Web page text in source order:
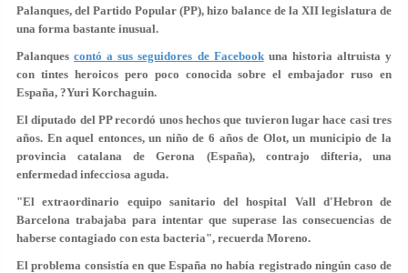
Palanques, del Partido Popular (PP), hizo balance de la XII legislatura de
una forma bastante inusual.
Palanquescontó a sus seguidores de Facebookuna historia altruista y
con tintes heroicos pero poco conocida sobre el embajador ruso en
España, ?Yuri Korchaguin.
El diputado del PP recordó unos hechos que tuvieron lugar hace casi tres
años. En aquel entonces, un niño de 6 años de Olot, un municipio de la
provincia catalana de Gerona (España), contrajo difteria, una
enfermedad infecciosa aguda.
"El extraordinario equipo sanitario del hospital Vall d'Hebron de
Barcelona trabajaba para intentar que superase las consecuencias de
haberse contagiado con esta bacteria", recuerda Moreno.
El problema consistía en que España no había registrado ningún caso de